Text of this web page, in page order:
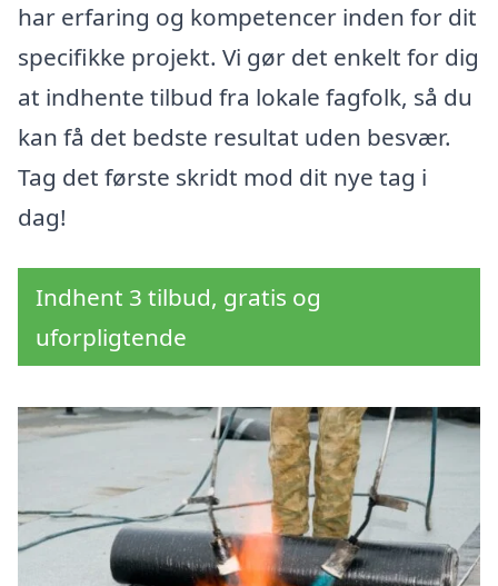
har erfaring og kompetencer inden for dit
specifikke projekt. Vi gør det enkelt for dig
at indhente tilbud fra lokale fagfolk, så du
kan få det bedste resultat uden besvær.
Tag det første skridt mod dit nye tag i
dag!
Indhent 3 tilbud, gratis og
uforpligtende